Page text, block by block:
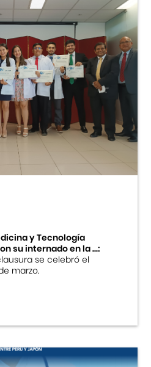
y Tecnología
su internado en la ...:
se celebró el
marzo.